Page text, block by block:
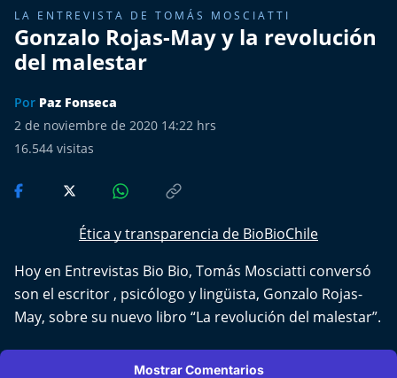
Entrevistas BioBioTV
Comentarios de Tomás Mosciatti
Más de Ti Podcast
Realizadores
Retropop
De Plato en Plato
Los Inestables
Más de 100 Días
Tu Mereces Ser Feliz
LA ENTREVISTA DE TOMÁS MOSCIATTI
Gonzalo Rojas-May y la revolución
del malestar
Por Paz Fonseca
2 de noviembre de 2020 14:22 hrs
16.544 visitas
Ética y transparencia de BioBioChile
Hoy en Entrevistas Bio Bio, Tomás Mosciatti conversó
son el escritor , psicólogo y lingüista, Gonzalo Rojas-
May, sobre su nuevo libro “La revolución del malestar”.
Mostrar Comentarios